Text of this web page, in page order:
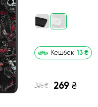
Кешбек 13 ₴
385 ₴ 269 ₴